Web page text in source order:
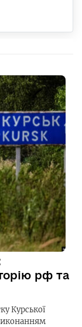
рф та
Курської